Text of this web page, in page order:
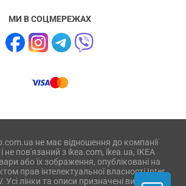
МИ В СОЦМЕРЕЖАХ
не має відношення до компанії
і не пов'язаний з ikea.com, ikea.ua, IKEA
або їх зображення, опубліковані на
прав інтелектуальної власності Inter
Усі лінки та описи призначені виключно